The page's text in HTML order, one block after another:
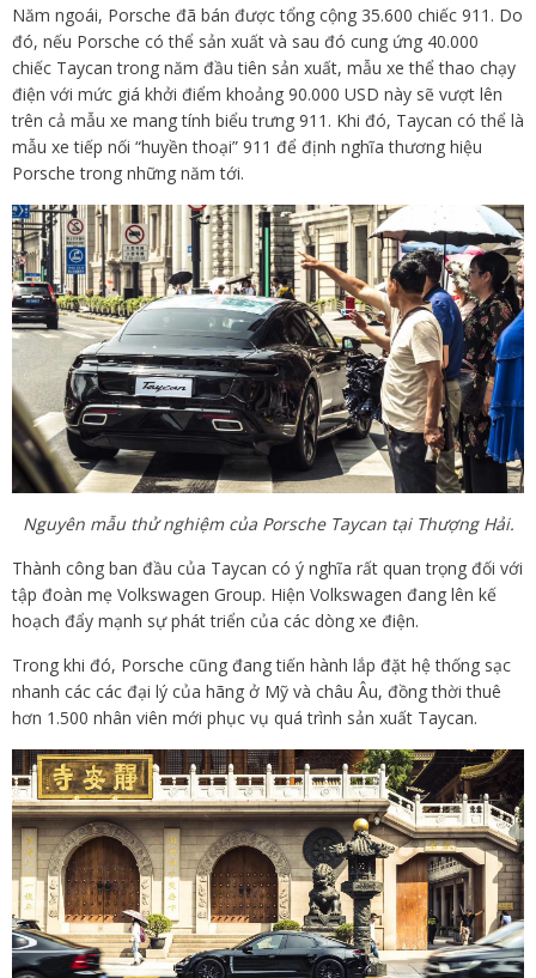
Năm ngoái, Porsche đã bán được tổng cộng 35.600 chiếc 911. Do
đó, nếu Porsche có thể sản xuất và sau đó cung ứng 40.000
chiếc Taycan trong năm đầu tiên sản xuất, mẫu xe thể thao chạy
điện với mức giá khởi điểm khoảng 90.000 USD này sẽ vượt lên
trên cả mẫu xe mang tính biểu trưng 911. Khi đó, Taycan có thể là
mẫu xe tiếp nối “huyền thoại” 911 để định nghĩa thương hiệu
Porsche trong những năm tới.
Nguyên mẫu thử nghiệm của Porsche Taycan tại Thượng Hải.
Thành công ban đầu của Taycan có ý nghĩa rất quan trọng đối với
tập đoàn mẹ Volkswagen Group. Hiện Volkswagen đang lên kế
hoạch đẩy mạnh sự phát triển của các dòng xe điện.
Trong khi đó, Porsche cũng đang tiến hành lắp đặt hệ thống sạc
nhanh các các đại lý của hãng ở Mỹ và châu Âu, đồng thời thuê
hơn 1.500 nhân viên mới phục vụ quá trình sản xuất Taycan.